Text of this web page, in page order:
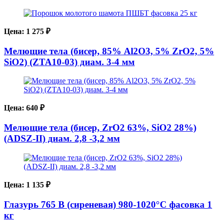
Цена: 1 275 ₽
Мелющие тела (бисер, 85% Al2O3, 5% ZrO2, 5%
SiO2) (ZTA10-03) диам. 3-4 мм
Цена: 640 ₽
Мелющие тела (бисер, ZrO2 63%, SiO2 28%)
(ADSZ-II) диам. 2,8 -3,2 мм
Цена: 1 135 ₽
Глазурь 765 В (сиреневая) 980-1020°С фасовка 1
кг